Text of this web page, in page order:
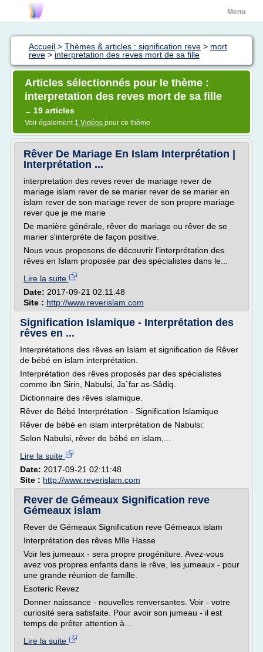
Menu
Accueil > Thèmes & articles : signification reve > mort
reve > interpretation des reves mort de sa fille
Articles sélectionnés pour le thème :
interpretation des reves mort de sa fille
→ 19 articles
Voir également 1 Vidéos pour ce thème
Rêver De Mariage En Islam Interprétation |
Interprétation ...
interpretation des reves rever de mariage rever de
mariage islam rever de se marier rever de se marier en
islam rever de son mariage rever de son propre mariage
rever que je me marie
De manière générale, rêver de mariage ou rêver de se
marier s'interprète de façon positive.
Nous vous proposons de découvrir l'interprétation des
rêves en Islam proposée par des spécialistes dans le...
Lire la suite
Date: 2017-09-21 02:11:48
Site : http://www.reverislam.com
Signification Islamique - Interprétation des
rêves en ...
Interprétations des rêves en Islam et signification de Rêver
de bébé en islam interprétation.
Interprétation des rêves proposés par des spécialistes
comme ibn Sirin, Nabulsi, Ja`far as-Sâdiq.
Dictionnaire des rêves islamique.
Rêver de Bébé Interprétation - Signification Islamique
Rêver de bébé en islam interprétation de Nabulsi:
Selon Nabulsi, rêver de bébé en islam,...
Lire la suite
Date: 2017-09-21 02:11:48
Site : http://www.reverislam.com
Rever de Gémeaux Signification reve
Gémeaux islam
Rever de Gémeaux Signification reve Gémeaux islam
Interprétation des rêves Mlle Hasse
Voir les jumeaux - sera propre progéniture. Avez-vous
avez vos propres enfants dans le rêve, les jumeaux - pour
une grande réunion de famille.
Esoteric Revez
Donner naissance - nouvelles renversantes. Voir - votre
curiosité sera satisfaite. Pour avoir son jumeau - il est
temps de prêter attention à...
Lire la suite